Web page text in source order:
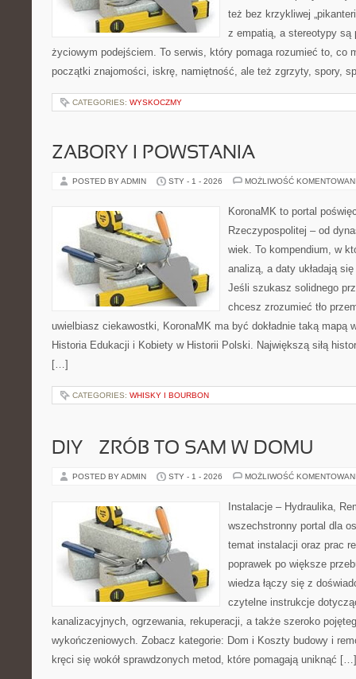
też bez krzykliwej
z empatią, a stereotypy są
życiowym podejściem. To serwis, który pomaga rozumieć to, co
początki znajomości, iskrę, namiętność, ale też zgrzyty, spory,
CATEGORIES: WYSKOCZMY
ZABORY I POWSTANIA
POSTED BY ADMIN STY - 1 - 2026 MOŻLIWOŚĆ
KoronaMK to portal
Rzeczypospolitej – od
wiek. To kompendium, w
analizą, a daty układają
Jeśli szukasz solidnego
chcesz zrozumieć tło
uwielbiasz ciekawostki, KoronaMK ma być dokładnie taką mapą
Historia Edukacji i Kobiety w Historii Polski. Największą siłą
[…]
CATEGORIES: WHISKY I BOURBON
DIY – ZRÓB TO SAM W DOMU
POSTED BY ADMIN STY - 1 - 2026 MOŻLIWOŚĆ
Instalacje – Hydraulika,
wszechstronny portal dla
temat instalacji oraz prac
poprawek po większe
wiedza łączy się z
czytelne instrukcje
kanalizacyjnych, ogrzewania, rekuperacji, a także szeroko
wykończeniowych. Zobacz kategorie: Dom i Koszty budowy i
kręci się wokół sprawdzonych metod, które pomagają uniknąć […]